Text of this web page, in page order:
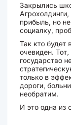
Закрылись
прибыль, но
социалку,
Так кто будет
очевиден.
государство
только в
дороги,
необратим.
И это одна из